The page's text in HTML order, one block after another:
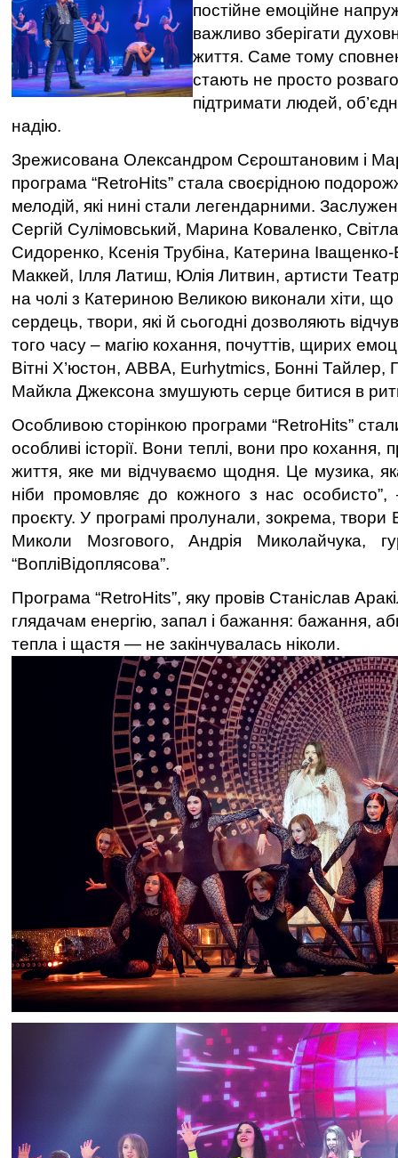
постійне емоційне
важливо зберігати
життя. Саме тому
стають не просто
підтримати людей,
надію.
Зрежисована Олександром Сєроштановим і
програма “RetroHits” стала своєрідною
мелодій, які нині стали легендарними.
Сергій Сулімовський, Марина Коваленко,
Сидоренко, Ксенія Трубіна, Катерина
Маккей, Ілля Латиш, Юлія Литвин, артисти
на чолі з Катериною Великою виконали хіти, що
сердець, твори, які й сьогодні дозволяють
того часу – магію кохання, почуттів, щирих
Вітні Х’юстон, ABBA, Eurhytmics, Бонні Тайлер,
Майкла Джексона змушують серце битися в
Особливою сторінкою програми “RetroHits” стали
особливі історії. Вони теплі, вони про
життя, яке ми відчуваємо щодня. Це музика,
ніби промовляє до кожного з нас
проєкту. У програмі пролунали, зокрема,
Миколи Мозгового, Андрія Миколайчука,
“ВопліВідоплясова”.
Програма “RetroHits”, яку провів Станіслав
глядачам енергію, запал і бажання: бажання,
тепла і щастя — не закінчувалась ніколи.